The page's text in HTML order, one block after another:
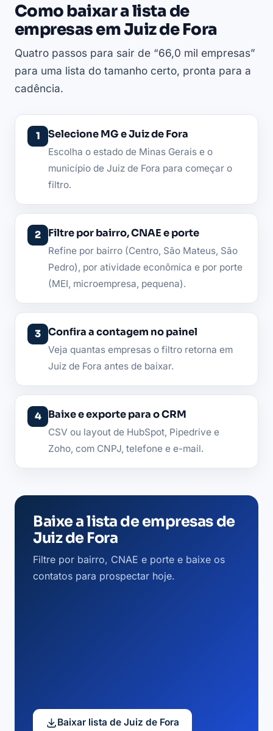
Como baixar a lista de
empresas em Juiz de Fora
Quatro passos para sair de “66,0 mil empresas”
para uma lista do tamanho certo, pronta para a
cadência.
Selecione MG e Juiz de Fora
Escolha o estado de Minas Gerais e o
município de Juiz de Fora para começar o
filtro.
Filtre por bairro, CNAE e porte
Refine por bairro (Centro, São Mateus, São
Pedro), por atividade econômica e por porte
(MEI, microempresa, pequena).
Confira a contagem no painel
Veja quantas empresas o filtro retorna em
Juiz de Fora antes de baixar.
Baixe e exporte para o CRM
CSV ou layout de HubSpot, Pipedrive e
Zoho, com CNPJ, telefone e e-mail.
Baixe a lista de empresas de
Juiz de Fora
Filtre por bairro, CNAE e porte e baixe os
contatos para prospectar hoje.
Baixar lista de Juiz de Fora